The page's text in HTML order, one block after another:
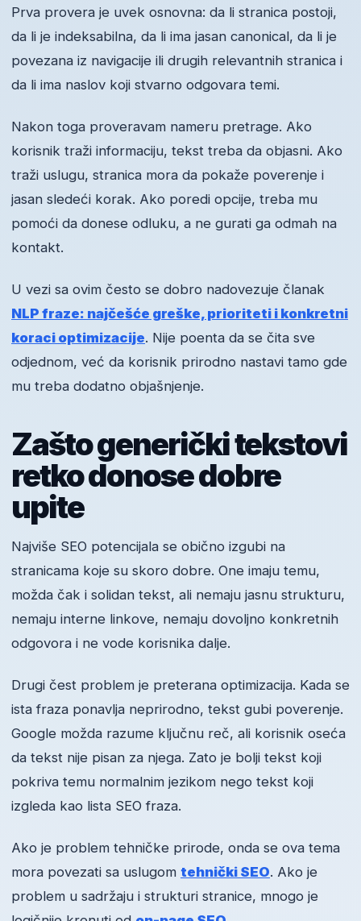
Prva provera je uvek osnovna: da li stranica postoji,
da li je indeksabilna, da li ima jasan canonical, da li je
povezana iz navigacije ili drugih relevantnih stranica i
da li ima naslov koji stvarno odgovara temi.
Nakon toga proveravam nameru pretrage. Ako
korisnik traži informaciju, tekst treba da objasni. Ako
traži uslugu, stranica mora da pokaže poverenje i
jasan sledeći korak. Ako poredi opcije, treba mu
pomoći da donese odluku, a ne gurati ga odmah na
kontakt.
U vezi sa ovim često se dobro nadovezuje članak
NLP fraze: najčešće greške, prioriteti i konkretni
koraci optimizacije. Nije poenta da se čita sve
odjednom, već da korisnik prirodno nastavi tamo gde
mu treba dodatno objašnjenje.
Zašto generički tekstovi
retko donose dobre
upite
Najviše SEO potencijala se obično izgubi na
stranicama koje su skoro dobre. One imaju temu,
možda čak i solidan tekst, ali nemaju jasnu strukturu,
nemaju interne linkove, nemaju dovoljno konkretnih
odgovora i ne vode korisnika dalje.
Drugi čest problem je preterana optimizacija. Kada se
ista fraza ponavlja neprirodno, tekst gubi poverenje.
Google možda razume ključnu reč, ali korisnik oseća
da tekst nije pisan za njega. Zato je bolji tekst koji
pokriva temu normalnim jezikom nego tekst koji
izgleda kao lista SEO fraza.
Ako je problem tehničke prirode, onda se ova tema
mora povezati sa uslugom tehnički SEO. Ako je
problem u sadržaju i strukturi stranice, mnogo je